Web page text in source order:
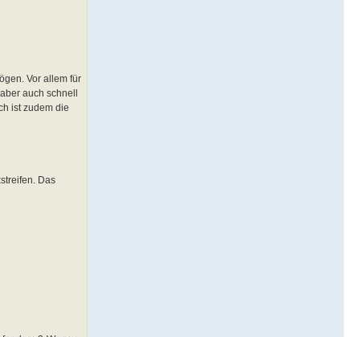
Vor allem für
auch schnell
ist zudem die
Das